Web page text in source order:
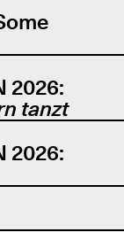
2026:
tanzt
2026: